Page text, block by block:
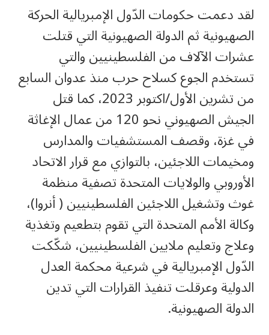
لقد دعمت حكومات الدّول الإمبريالية الحركة
الصهيونية ثم الدولة الصهيونية التي قتلت
عشرات الآلاف من الفلسطينيين والتي
تستخدم الجوع كسلاح حرب منذ عدوان السابع
من تشرين الأول/اكتوبر 2023، كما قتل
الجيش الصهيوني نحو 120 من عمال الإغاثة
في غزة، وقصف المستشفيات والمدارس
ومخيمات اللاجئين، بالتوازي مع قرار الاتحاد
الأوروبي والولايات المتحدة تصفية منظمة
غوث وتشغيل اللاجئين الفلسطينيين ( أنروا)،
وكالة الأمم المتحدة التي تقوم بتطعيم وتغذية
وعلاج وتعليم ملايين الفلسطينيين، شكّكت
الدّول الإمبريالية في شرعية محكمة العدل
الدولية وعرقلت تنفيذ القرارات التي تدين
الدولة الصهيونية.